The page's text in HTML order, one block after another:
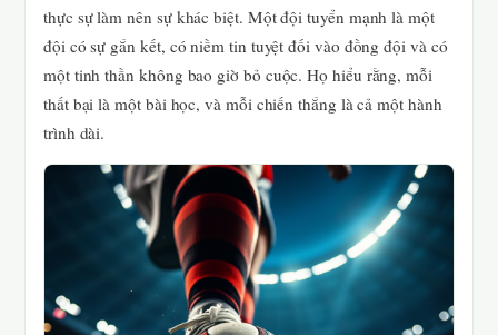
thực sự làm nên sự khác biệt. Một đội tuyển mạnh là một
đội có sự gắn kết, có niềm tin tuyệt đối vào đồng đội và có
một tinh thần không bao giờ bỏ cuộc. Họ hiểu rằng, mỗi
thất bại là một bài học, và mỗi chiến thắng là cả một hành
trình dài.